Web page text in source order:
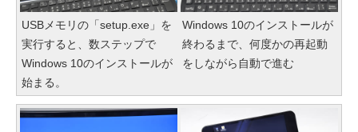
USBメモリの「setup.exe」を
実行すると、数ステップで
Windows 10のインストールが
始まる。
Windows 10のインストールが
終わるまで、何度かの再起動
をしながら自動で進む